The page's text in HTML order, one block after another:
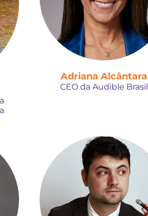
Adriana Alcântara
CEO da Audible Brasil